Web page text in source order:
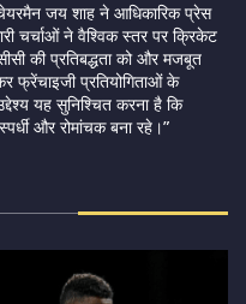
चेयरमैन जय शाह ने आधिकारिक प्रेस
चर्चाओं ने वैश्विक स्तर पर क्रिकेट
की प्रतिबद्धता को और मजबूत
फ्रेंचाइजी प्रतियोगिताओं के
यह सुनिश्चित करना है कि
और रोमांचक बना रहे।”